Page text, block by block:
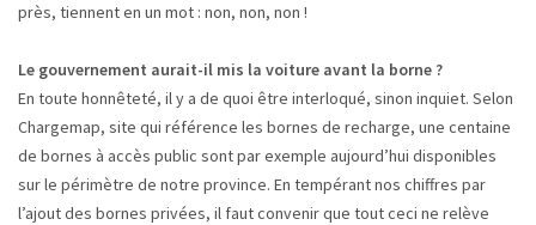
près, tiennent en un mot : non, non, non !
Le gouvernement aurait-il mis la voiture avant la borne ?
En toute honnêteté, il y a de quoi être interloqué, sinon inquiet. Selon
Chargemap, site qui référence les bornes de recharge, une centaine
de bornes à accès public sont par exemple aujourd’hui disponibles
sur le périmètre de notre province. En tempérant nos chiffres par
l’ajout des bornes privées, il faut convenir que tout ceci ne relève